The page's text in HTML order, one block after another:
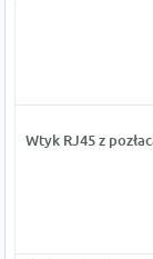
Wtyk RJ45 z